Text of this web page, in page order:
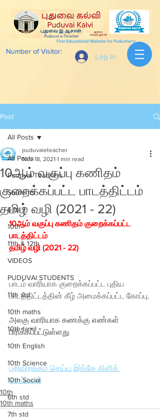
Log In
Number of Visitor:
First Educational Website for Puducherry
Post
All Posts
Puduvai Teachers
Students
6 to 9
10th
11th & 12th
VIDEOS
PUDUVAI STUDENTS
11th std
10th maths
10th tamil
10th English
10th Science
10th Social
6th std
7th std
All Posts
10ஆம் வகுப்பு கணிதம்
குறைக்கப்பட்ட பாடத்திட்டம்
தமிழ் வழி (2021 - 22)
puduvaieteacher
Nov 18, 2021 1 min read
10ஆம் வகுப்பு கணிதம் குறைக்கப்பட்ட
பாடத்திட்டம்
தமிழ் வழி (2021 - 22)
பாடம் வாரியாக குறைக்கப்பட்ட புதிய
பாடத்திட்டத்தின் கீழ் அமைக்கப்பட்ட கோப்பு.
அலகு வாரியாக கணக்கு எண்கள்
பிரிக்கப்பட்டுள்ளது
பதிவிறக்கம் செய்ய இங்கே கிளிக்
செய்யவும்
10th
10th maths